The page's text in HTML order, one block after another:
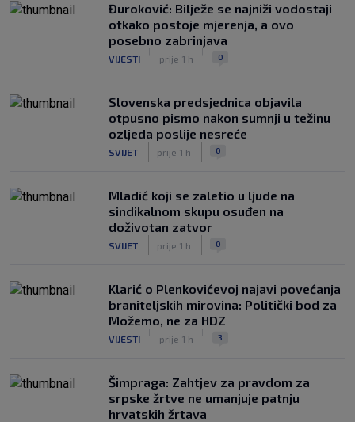
Đuroković: Bilježe se najniži vodostaji
otkako postoje mjerenja, a ovo
posebno zabrinjava
VIJESTI prije 1 h 0
Slovenska predsjednica objavila
otpusno pismo nakon sumnji u težinu
ozljeda poslije nesreće
SVIJET prije 1 h 0
Mladić koji se zaletio u ljude na
sindikalnom skupu osuđen na
doživotan zatvor
SVIJET prije 1 h 0
Klarić o Plenkovićevoj najavi povećanja
braniteljskih mirovina: Politički bod za
Možemo, ne za HDZ
VIJESTI prije 1 h 3
Šimpraga: Zahtjev za pravdom za
srpske žrtve ne umanjuje patnju
hrvatskih žrtava